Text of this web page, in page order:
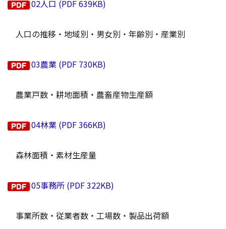
02人口 (PDF 639KB)
人口の推移・地域別・男女別・年齢別・産業別
03農業 (PDF 730KB)
農業戸数・耕地面積・農畜産物生産額
04林業 (PDF 366KB)
森林面積・素材生産量
05事務所 (PDF 322KB)
事業所数・従業者数・工場数・製品出荷額